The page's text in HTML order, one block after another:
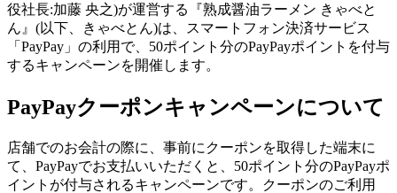
役社長:加藤 央之)が運営する『熟成醤油ラーメン きゃべと
ん』(以下、きゃべとん)は、スマートフォン決済サービス
「PayPay」の利用で、50ポイント分のPayPayポイントを付与
するキャンペーンを開催します。
PayPayクーポンキャンペーンについて
店舗でのお会計の際に、事前にクーポンを取得した端末に
て、PayPayでお支払いいただくと、50ポイント分のPayPayポ
イントが付与されるキャンペーンです。クーポンのご利用